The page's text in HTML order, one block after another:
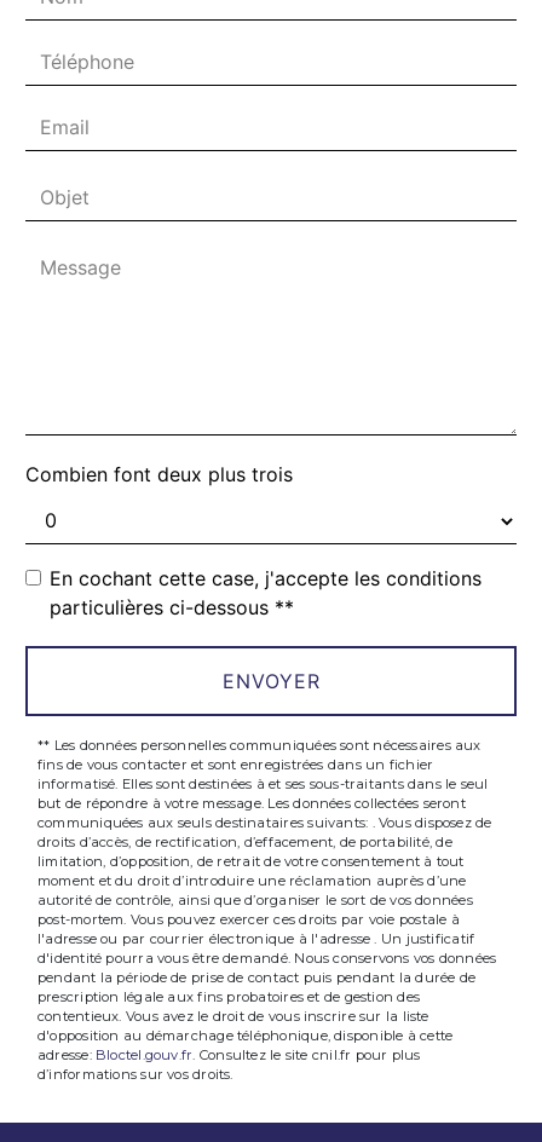
Combien font deux plus trois
En cochant cette case, j'accepte les conditions
particulières ci-dessous **
ENVOYER
** Les données personnelles communiquées sont nécessaires aux
fins de vous contacter et sont enregistrées dans un fichier
informatisé. Elles sont destinées à et ses sous-traitants dans le seul
but de répondre à votre message. Les données collectées seront
communiquées aux seuls destinataires suivants: . Vous disposez de
droits d’accès, de rectification, d’effacement, de portabilité, de
limitation, d’opposition, de retrait de votre consentement à tout
moment et du droit d’introduire une réclamation auprès d’une
autorité de contrôle, ainsi que d’organiser le sort de vos données
post-mortem. Vous pouvez exercer ces droits par voie postale à
l'adresse ou par courrier électronique à l'adresse . Un justificatif
d'identité pourra vous être demandé. Nous conservons vos données
pendant la période de prise de contact puis pendant la durée de
prescription légale aux fins probatoires et de gestion des
contentieux. Vous avez le droit de vous inscrire sur la liste
d'opposition au démarchage téléphonique, disponible à cette
adresse: Bloctel.gouv.fr. Consultez le site cnil.fr pour plus
d’informations sur vos droits.